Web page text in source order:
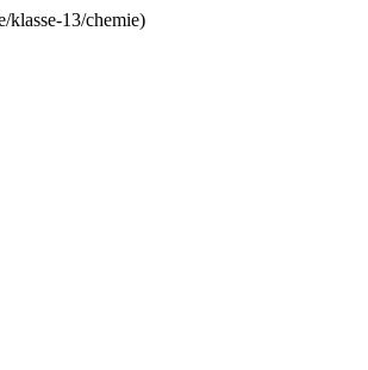
klasse-13/chemie)